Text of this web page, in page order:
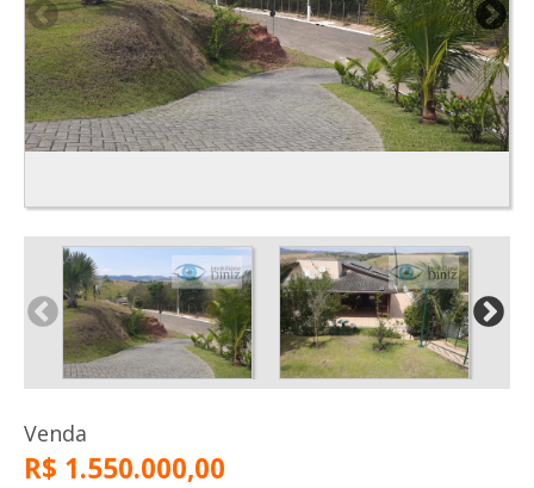
Venda
R$ 1.550.000,00